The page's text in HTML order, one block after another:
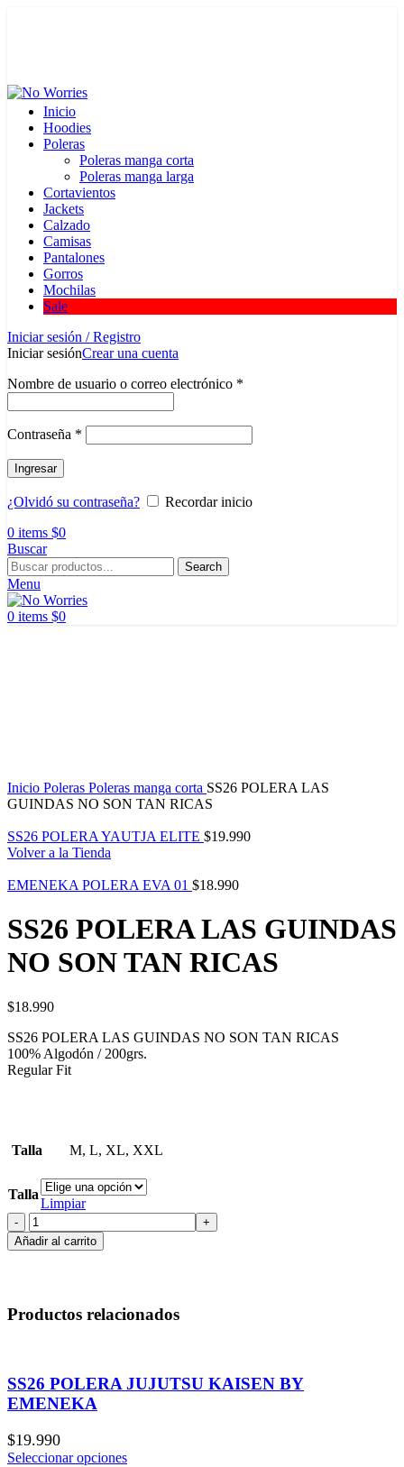
Inicio
Hoodies
Poleras
Poleras manga corta
Poleras manga larga
Cortavientos
Jackets
Calzado
Camisas
Pantalones
Gorros
Mochilas
Sale
Iniciar sesión / Registro
Iniciar sesiónCrear una cuenta
Nombre de usuario o correo electrónico *
Contraseña *
Ingresar
¿Olvidó su contraseña?
Recordar inicio
0 items $0
Buscar
Search
Menu
0 items $0
Inicio Poleras Poleras manga corta SS26 POLERA LAS
GUINDAS NO SON TAN RICAS
SS26 POLERA YAUTJA ELITE $19.990
Volver a la Tienda
EMENEKA POLERA EVA 01 $18.990
SS26 POLERA LAS GUINDAS
NO SON TAN RICAS
$18.990
SS26 POLERA LAS GUINDAS NO SON TAN RICAS
100% Algodón / 200grs.
Regular Fit
Talla M, L, XL, XXL
Talla
Limpiar
SS26
POLERA
LAS
TAN
Añadir al carrito
Productos relacionados
SS26 POLERA JUJUTSU KAISEN BY
EMENEKA
$19.990
Seleccionar opciones